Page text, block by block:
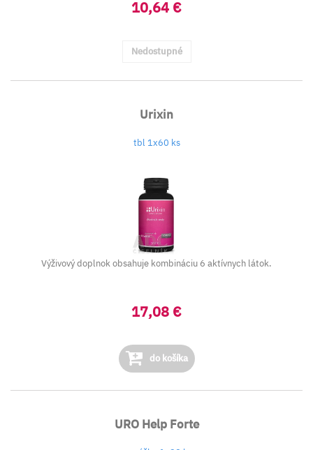
10,64 €
Nedostupné
Urixin
tbl 1x60 ks
Výživový doplnok obsahuje kombináciu 6 aktívnych látok.
17,08 €
do košíka
URO Help Forte